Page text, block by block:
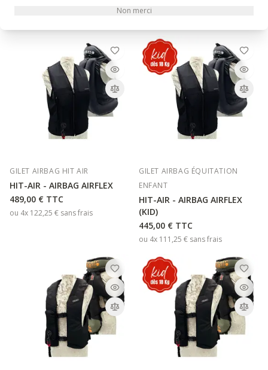
GILET AIRBAG HIT AIR
HIT-AIR - AIRBAG AIRFLEX
489,00 € TTC
ou 4x 122,25 € sans frais
GILET AIRBAG ÉQUITATION
ENFANT
HIT-AIR - AIRBAG AIRFLEX
(KID)
445,00 € TTC
ou 4x 111,25 € sans frais
Non merci